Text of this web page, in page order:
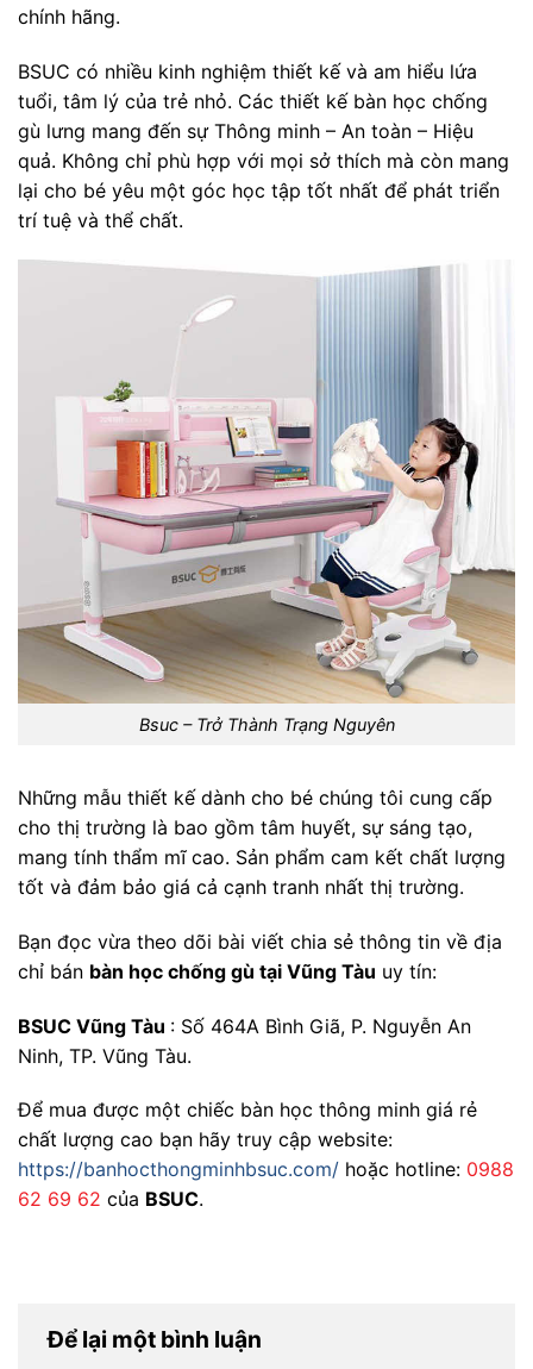
chính hãng.
BSUC có nhiều kinh nghiệm thiết kế và am hiểu lứa
tuổi, tâm lý của trẻ nhỏ. Các thiết kế bàn học chống
gù lưng mang đến sự Thông minh – An toàn – Hiệu
quả. Không chỉ phù hợp với mọi sở thích mà còn mang
lại cho bé yêu một góc học tập tốt nhất để phát triển
trí tuệ và thể chất.
Bsuc – Trở Thành Trạng Nguyên
Những mẫu thiết kế dành cho bé chúng tôi cung cấp
cho thị trường là bao gồm tâm huyết, sự sáng tạo,
mang tính thẩm mĩ cao. Sản phẩm cam kết chất lượng
tốt và đảm bảo giá cả cạnh tranh nhất thị trường.
Bạn đọc vừa theo dõi bài viết chia sẻ thông tin về địa
chỉ bán bàn học chống gù tại Vũng Tàu uy tín:
BSUC Vũng Tàu : Số 464A Bình Giã, P. Nguyễn An
Ninh, TP. Vũng Tàu.
Để mua được một chiếc bàn học thông minh giá rẻ
chất lượng cao bạn hãy truy cập website:
https://banhocthongminhbsuc.com/ hoặc hotline: 0988
62 69 62 của BSUC.
Để lại một bình luận